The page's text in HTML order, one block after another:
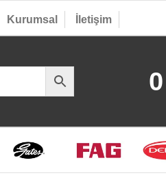
Kurumsal İletişim